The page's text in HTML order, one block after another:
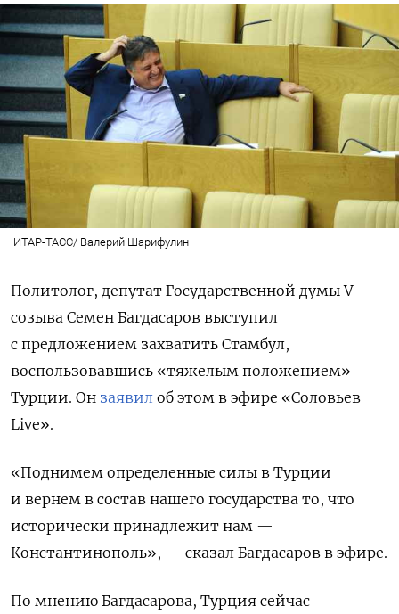
ИТАР-ТАСС/ Валерий Шарифулин
Политолог, депутат Государственной думы V
созыва Семен Багдасаров выступил
с предложением захватить Стамбул,
воспользовавшись «тяжелым положением»
Турции. Он заявил об этом в эфире «Соловьев
Live».
«Поднимем определенные силы в Турции
и вернем в состав нашего государства то, что
исторически принадлежит нам —
Константинополь», — сказал Багдасаров в эфире.
По мнению Багдасарова, Турция сейчас